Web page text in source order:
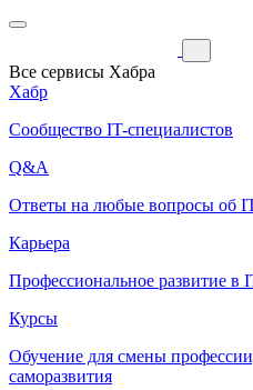
Все сервисы Хабра
Хабр
Сообщество IT-специалистов
Q&A
Ответы на любые вопросы об
Карьера
Профессиональное развитие в
Курсы
Обучение для смены
саморазвития